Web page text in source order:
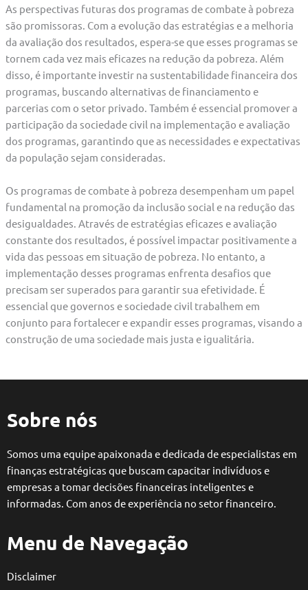
As perspectivas futuras dos programas de combate à pobreza
são promissoras. Com a evolução das estratégias e a melhoria
da avaliação dos resultados, espera-se que esses programas se
tornem cada vez mais eficazes na redução da pobreza. Além
disso, é importante investir na sustentabilidade financeira dos
programas, buscando alternativas de financiamento e
parcerias com o setor privado. Também é essencial promover a
participação da sociedade civil na implementação e avaliação
dos programas, garantindo que as necessidades e expectativas
da população sejam consideradas.
Os programas de combate à pobreza desempenham um papel
fundamental na promoção da inclusão social e na redução das
desigualdades. Através de estratégias eficazes e avaliação
constante dos resultados, é possível impactar positivamente a
vida das pessoas em situação de pobreza. No entanto, a
implementação desses programas enfrenta desafios que
precisam ser superados para garantir sua efetividade. É
essencial que governos e sociedade civil trabalhem em
conjunto para fortalecer e expandir esses programas, visando a
construção de uma sociedade mais justa e igualitária.
Sobre nós
Somos uma equipe apaixonada e dedicada de especialistas em
finanças estratégicas que buscam capacitar indivíduos e
empresas a tomar decisões financeiras inteligentes e
informadas. Com anos de experiência no setor financeiro.
Menu de Navegação
Disclaimer